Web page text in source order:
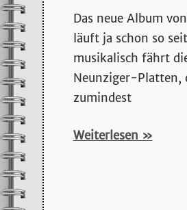
und
mehr…
Das neue Album
läuft ja schon so
musikalisch fährt
Neunziger-Platten,
zumindest
Weiterlesen